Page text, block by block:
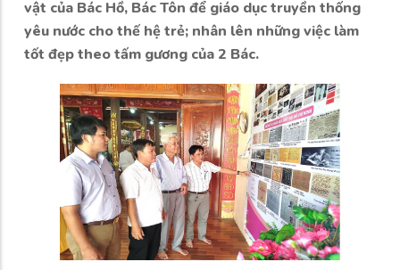
vật của Bác Hồ, Bác Tôn để giáo dục truyền thống
yêu nước cho thế hệ trẻ; nhân lên những việc làm
tốt đẹp theo tấm gương của 2 Bác.